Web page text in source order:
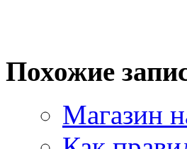
Похожие
Магазин